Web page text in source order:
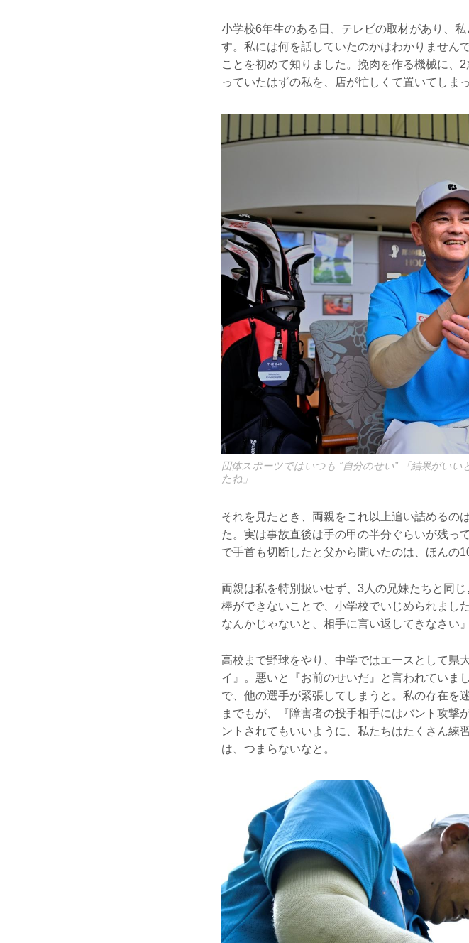
小学校6年生のある日、テレビの取材があり、
す。私には何を話していたのかはわかりません
ことを初めて知りました。挽肉を作る機械に、
っていたはずの私を、店が忙しくて置いてしま
団体スポーツではいつも “自分のせい” 「結果がい
たね」
それを見たとき、両親をこれ以上追い詰めるの
た。実は事故直後は手の甲の半分ぐらいが残っ
で手首も切断したと父から聞いたのは、ほんの
両親は私を特別扱いせず、3人の兄妹たちと同
棒ができないことで、小学校でいじめられまし
なんかじゃないと、相手に言い返してきなさい
高校まで野球をやり、中学ではエースとして県
イ』。悪いと『お前のせいだ』と言われていま
で、他の選手が緊張してしまうと。私の存在を
までもが、『障害者の投手相手にはバント攻撃
ントされてもいいように、私たちはたくさん練
は、つまらないなと。